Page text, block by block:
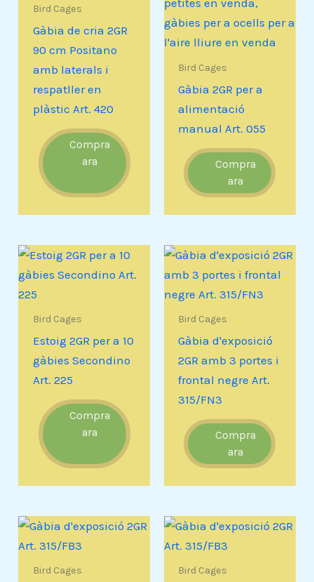
Bird Cages
Gàbia de cria 2GR
90 cm Positano
amb laterals i
respatller en
plàstic Art. 420
Compra
ara
Bird Cages
Gàbia 2GR per a
alimentació
manual Art. 055
Compra
ara
Bird Cages
Estoig 2GR per a 10
gàbies Secondino
Art. 225
Compra
ara
Bird Cages
Gàbia d'exposició
2GR amb 3 portes i
frontal negre Art.
315/FN3
Compra
ara
Bird Cages Bird Cages